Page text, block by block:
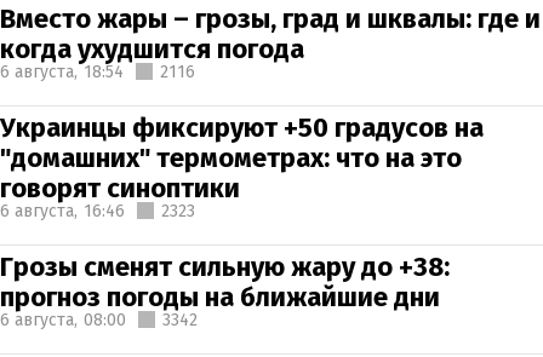
Вместо жары – грозы, град и шквалы: где и
когда ухудшится погода
6 августа, 18:54 2116
Украинцы фиксируют +50 градусов на
"домашних" термометрах: что на это
говорят синоптики
6 августа, 16:46 2323
Грозы сменят сильную жару до +38:
прогноз погоды на ближайшие дни
6 августа, 08:00 3342